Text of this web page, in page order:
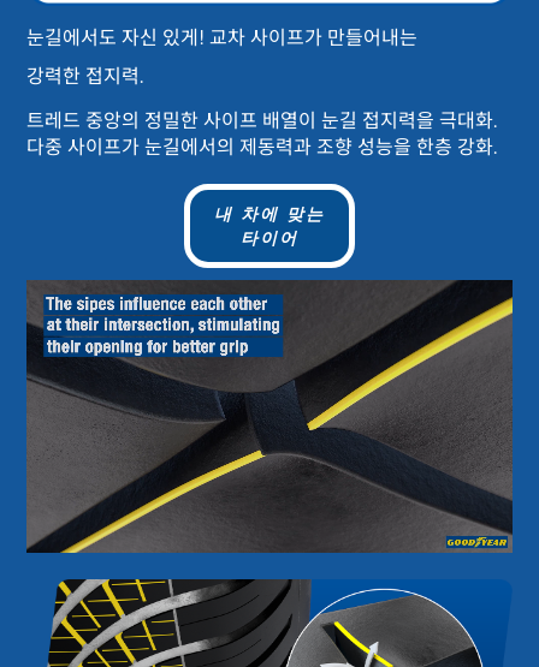
눈길에서도 자신 있게! 교차 사이프가 만들어내는
강력한 접지력.
트레드 중앙의 정밀한 사이프 배열이 눈길 접지력을 극대화.
다중 사이프가 눈길에서의 제동력과 조향 성능을 한층 강화.
내 차에 맞는
타이어